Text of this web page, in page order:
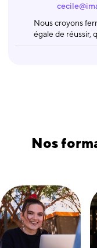
Nous croyons
égale de réussir,
Nos